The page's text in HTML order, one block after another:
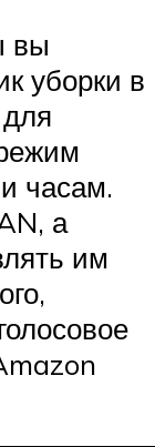
вы
уборки в
часам.
а
им